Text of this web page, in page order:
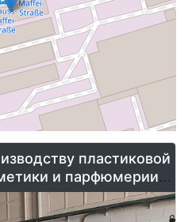
пластиковой
и парфюмерии:
и контейнеры на